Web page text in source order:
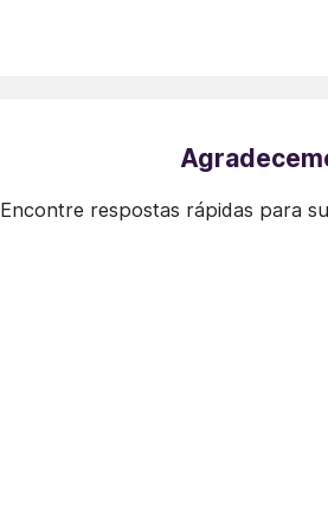
Encontre respostas rápidas para